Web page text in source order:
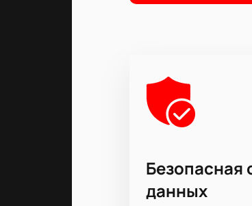
Безопасная
данных